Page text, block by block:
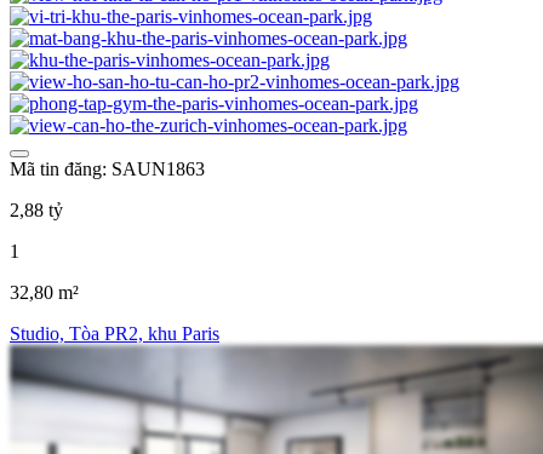
Mã tin đăng: SAUN1863
2,88 tỷ
1
32,80 m²
Studio, Tòa PR2, khu Paris